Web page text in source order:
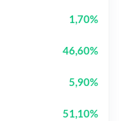
1,70%
46,60%
5,90%
51,10%